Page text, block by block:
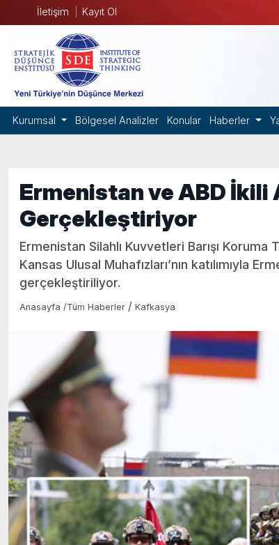
İletişim Kayıt Ol
Kurumsal Bölgesel Analizler Konular Haberler
Ermenistan ve ABD
Gerçekleştiriyor
Ermenistan Silahlı Kuvvetleri Barışı
Kansas Ulusal Muhafızları’nın katılımıyla
gerçekleştiriliyor.
Anasayfa /Tüm Haberler / Kafkasya